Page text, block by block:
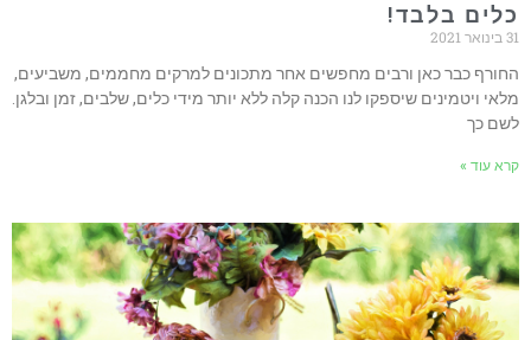
כלים בלבד!
31 בינואר 2021
החורף כבר כאן ורבים מחפשים אחר מתכונים למרקים מחממים, משביעים,
מלאי ויטמינים שיספקו לנו הכנה קלה ללא יותר מידי כלים, שלבים, זמן ובלגן.
לשם כך
קרא עוד »